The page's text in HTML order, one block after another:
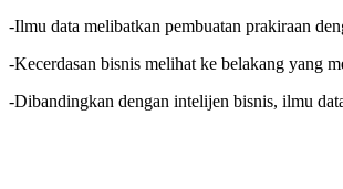
-Ilmu data melibatkan pembuatan prakiraan
-Kecerdasan bisnis melihat ke belakang yang
-Dibandingkan dengan intelijen bisnis, ilmu